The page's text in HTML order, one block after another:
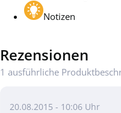
Notizen
Rezensionen
1 ausführliche
20.08.2015 - 10:06 Uhr